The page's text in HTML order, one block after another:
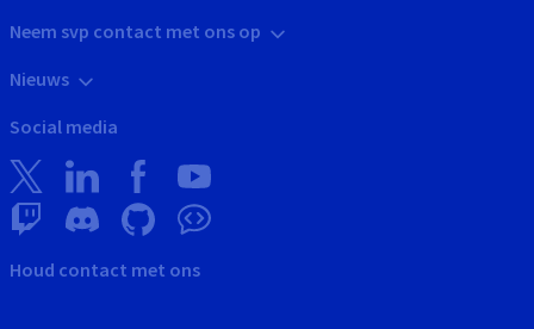
Neem svp contact met ons op
Nieuws
Social media
Houd contact met ons